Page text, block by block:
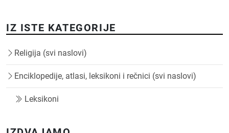
IZ ISTE KATEGORIJE
Religija (svi naslovi)
Enciklopedije, atlasi, leksikoni i rečnici (svi naslovi)
Leksikoni